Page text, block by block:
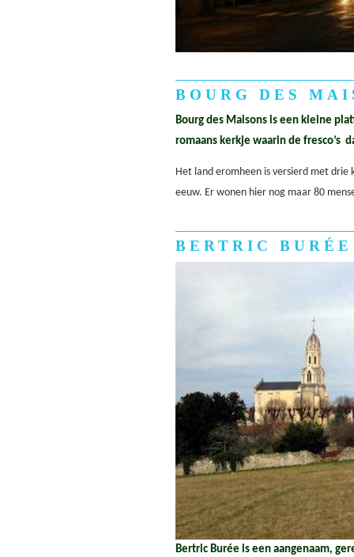
BOURG DES
Bourg des Maisons is een kleine
romaans kerkje waarin de fresco’s
Het land eromheen is versierd met drie
eeuw. Er wonen hier nog maar 80
BERTRIC BURÉE
Bertric Burée is een aangenaam,